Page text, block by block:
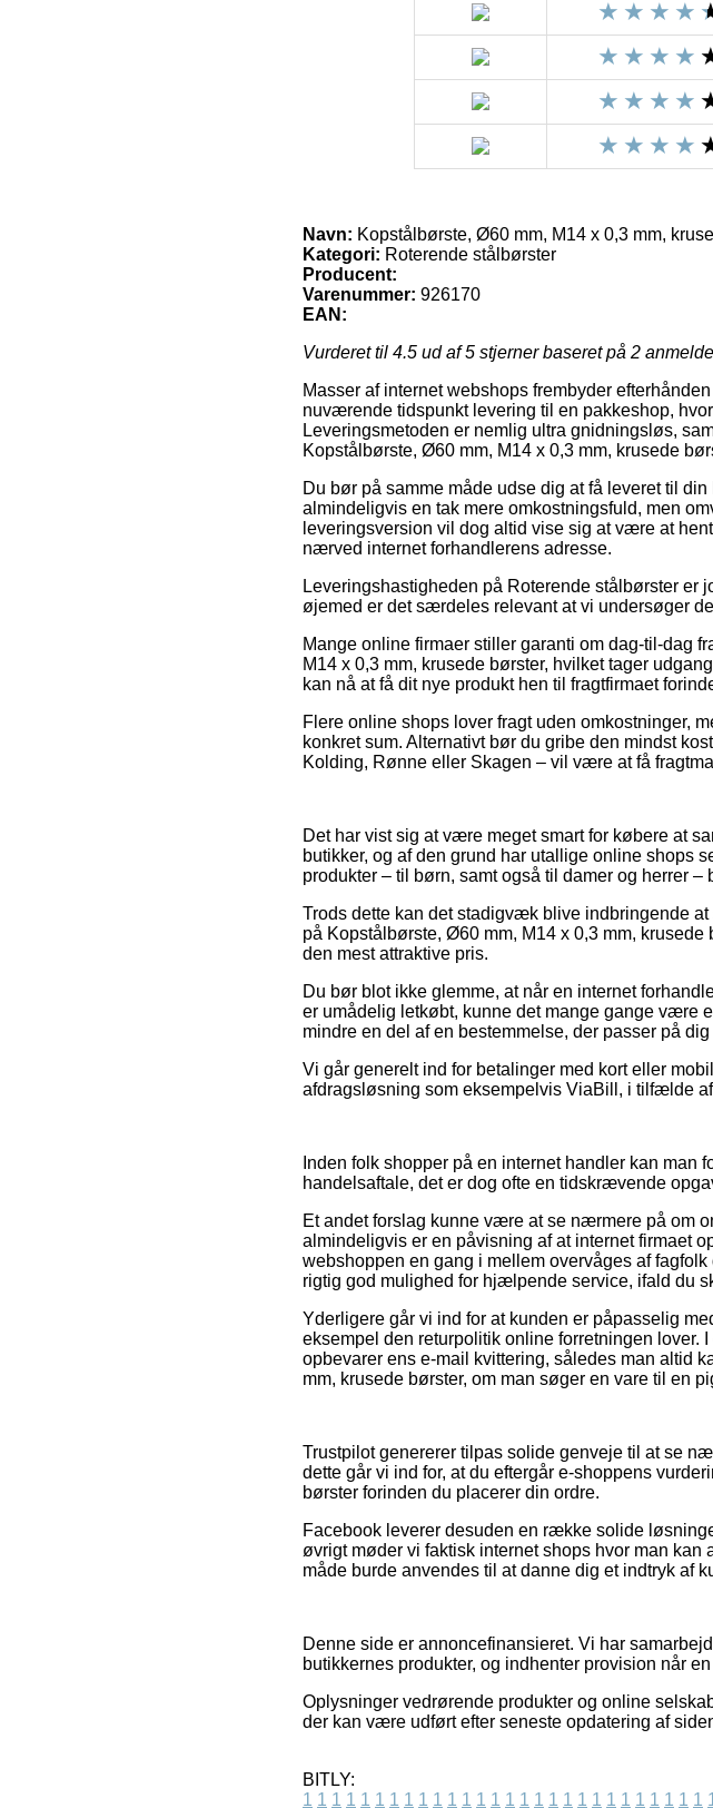
Navn: Kopstålbørste, Ø60 mm, M14 x 0,3 mm,
Kategori: Roterende stålbørster
Producent:
Varenummer: 926170
EAN:
Vurderet til 4.5 ud af 5 stjerner baseret på 2
Masser af internet webshops frembyder
nuværende tidspunkt levering til en pakkeshop,
Leveringsmetoden er nemlig ultra gnidningsløs,
Kopstålbørste, Ø60 mm, M14 x 0,3 mm, krusede
Du bør på samme måde udse dig at få leveret til
almindeligvis en tak mere omkostningsfuld, men
leveringsversion vil dog altid vise sig at være at
nærved internet forhandlerens adresse.
Leveringshastigheden på Roterende stålbørster er
øjemed er det særdeles relevant at vi undersøger
Mange online firmaer stiller garanti om dag-til-dag
M14 x 0,3 mm, krusede børster, hvilket tager
kan nå at få dit nye produkt hen til fragtfirmaet
Flere online shops lover fragt uden omkostninger,
konkret sum. Alternativt bør du gribe den mindst
Kolding, Rønne eller Skagen – vil være at få
Det har vist sig at være meget smart for købere at
butikker, og af den grund har utallige online shops
produkter – til børn, samt også til damer og herrer
Trods dette kan det stadigvæk blive indbringende
på Kopstålbørste, Ø60 mm, M14 x 0,3 mm,
den mest attraktive pris.
Du bør blot ikke glemme, at når en internet
er umådelig letkøbt, kunne det mange gange være
mindre en del af en bestemmelse, der passer på
Vi går generelt ind for betalinger med kort eller
afdragsløsning som eksempelvis ViaBill, i tilfælde
Inden folk shopper på en internet handler kan
handelsaftale, det er dog ofte en tidskrævende
Et andet forslag kunne være at se nærmere på om
almindeligvis er en påvisning af at internet firmaet
webshoppen en gang i mellem overvåges af
rigtig god mulighed for hjælpende service, ifald du
Yderligere går vi ind for at kunden er påpasselig
eksempel den returpolitik online forretningen
opbevarer ens e-mail kvittering, således man altid
mm, krusede børster, om man søger en vare til en
Trustpilot genererer tilpas solide genveje til at se
dette går vi ind for, at du eftergår e-shoppens
børster forinden du placerer din ordre.
Facebook leverer desuden en række solide
øvrigt møder vi faktisk internet shops hvor man
måde burde anvendes til at danne dig et indtryk af
Denne side er annoncefinansieret. Vi har
butikkernes produkter, og indhenter provision når
Oplysninger vedrørende produkter og online
der kan være udført efter seneste opdatering af
BITLY:
1 1 1 1 1 1 1 1 1 1 1 1 1 1 1 1 1 1 1 1 1 1 1 1 1 1 1 1